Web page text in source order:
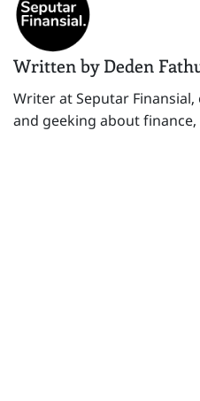
Written by Deden
Writer at Seputar
and geeking about